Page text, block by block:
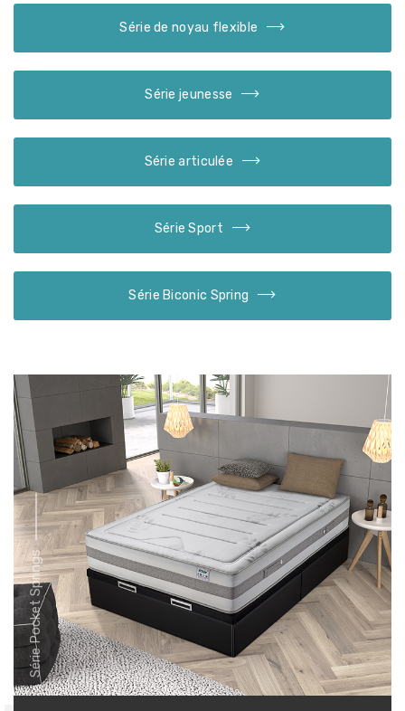
Série de noyau flexible
Série jeunesse
Série articulée
Série Sport
Série Biconic Spring
Série Pocket Springs